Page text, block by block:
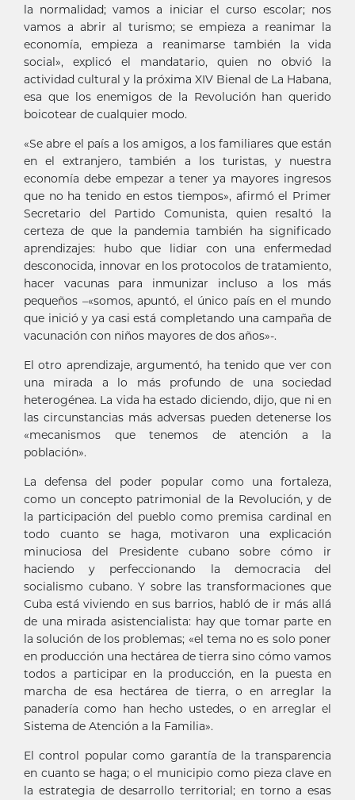
la normalidad; vamos a iniciar el curso escolar; nos
vamos a abrir al turismo; se empieza a reanimar la
economía, empieza a reanimarse también la vida
social», explicó el mandatario, quien no obvió la
actividad cultural y la próxima XIV Bienal de La Habana,
esa que los enemigos de la Revolución han querido
boicotear de cualquier modo.
«Se abre el país a los amigos, a los familiares que están
en el extranjero, también a los turistas, y nuestra
economía debe empezar a tener ya mayores ingresos
que no ha tenido en estos tiempos», afirmó el Primer
Secretario del Partido Comunista, quien resaltó la
certeza de que la pandemia también ha significado
aprendizajes: hubo que lidiar con una enfermedad
desconocida, innovar en los protocolos de tratamiento,
hacer vacunas para inmunizar incluso a los más
pequeños –«somos, apuntó, el único país en el mundo
que inició y ya casi está completando una campaña de
vacunación con niños mayores de dos años»-.
El otro aprendizaje, argumentó, ha tenido que ver con
una mirada a lo más profundo de una sociedad
heterogénea. La vida ha estado diciendo, dijo, que ni en
las circunstancias más adversas pueden detenerse los
«mecanismos que tenemos de atención a la
población».
La defensa del poder popular como una fortaleza,
como un concepto patrimonial de la Revolución, y de
la participación del pueblo como premisa cardinal en
todo cuanto se haga, motivaron una explicación
minuciosa del Presidente cubano sobre cómo ir
haciendo y perfeccionando la democracia del
socialismo cubano. Y sobre las transformaciones que
Cuba está viviendo en sus barrios, habló de ir más allá
de una mirada asistencialista: hay que tomar parte en
la solución de los problemas; «el tema no es solo poner
en producción una hectárea de tierra sino cómo vamos
todos a participar en la producción, en la puesta en
marcha de esa hectárea de tierra, o en arreglar la
panadería como han hecho ustedes, o en arreglar el
Sistema de Atención a la Familia».
El control popular como garantía de la transparencia
en cuanto se haga; o el municipio como pieza clave en
la estrategia de desarrollo territorial; en torno a esas